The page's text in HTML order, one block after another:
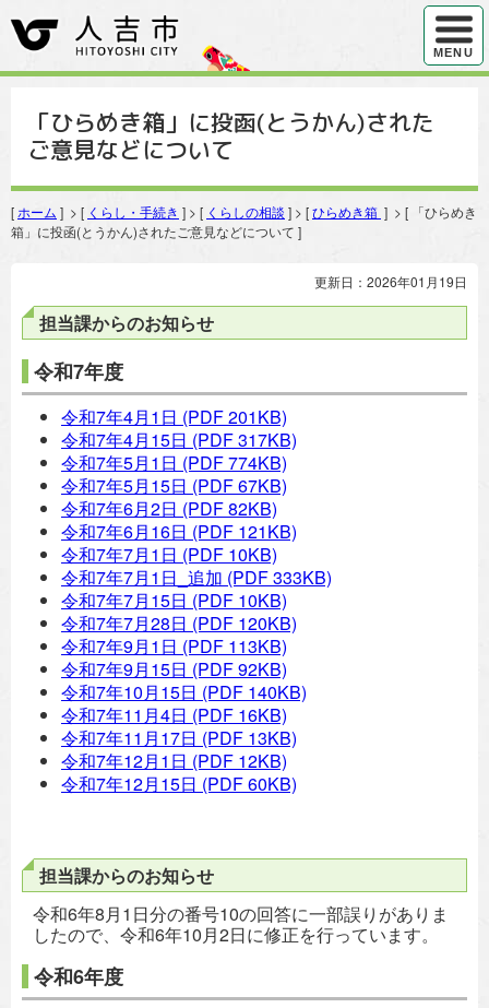
ハンバ
MENU
「ひらめき箱」に投函(とうかん)された
ご意見などについて
[ ホーム ] > [ くらし・手続き ] > [ くらしの相談 ] > [ひらめき箱 ] > [ 「ひらめき
箱」に投函(とうかん)されたご意見などについて ]
更新日：2026年01月19日
担当課からのお知らせ
令和7年度
令和7年4月1日 (PDF 201KB)
令和7年4月15日 (PDF 317KB)
令和7年5月1日 (PDF 774KB)
令和7年5月15日 (PDF 67KB)
令和7年6月2日 (PDF 82KB)
令和7年6月16日 (PDF 121KB)
令和7年7月1日 (PDF 10KB)
令和7年7月1日_追加 (PDF 333KB)
令和7年7月15日 (PDF 10KB)
令和7年7月28日 (PDF 120KB)
令和7年9月1日 (PDF 113KB)
令和7年9月15日 (PDF 92KB)
令和7年10月15日 (PDF 140KB)
令和7年11月4日 (PDF 16KB)
令和7年11月17日 (PDF 13KB)
令和7年12月1日 (PDF 12KB)
令和7年12月15日 (PDF 60KB)
担当課からのお知らせ
令和6年8月1日分の番号10の回答に一部誤りがありま
したので、令和6年10月2日に修正を行っています。
令和6年度